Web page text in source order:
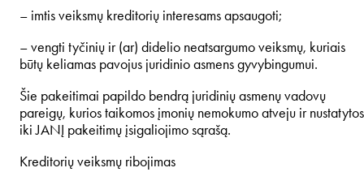
– imtis veiksmų kreditorių interesams apsaugoti;
– vengti tyčinių ir (ar) didelio neatsargumo veiksmų, kuriais
būtų keliamas pavojus juridinio asmens gyvybingumui.
Šie pakeitimai papildo bendrą juridinių asmenų vadovų
pareigų, kurios taikomos įmonių nemokumo atveju ir nustatytos
iki JANĮ pakeitimų įsigaliojimo sąrašą.
Kreditorių veiksmų ribojimas